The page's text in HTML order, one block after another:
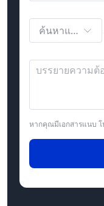
ค้นหาและเลือก
หากคุณมีเอกสารแนบ โ